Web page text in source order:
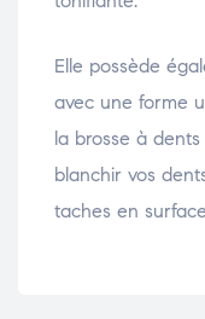
Elle possède
avec une forme
la brosse à
blanchir vos
taches en